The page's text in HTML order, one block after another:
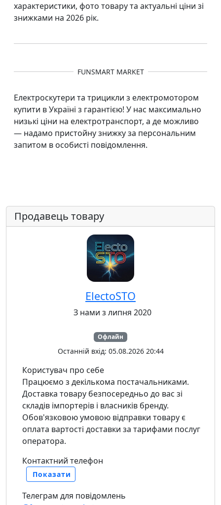
характеристики, фото товару та актуальні ціни зі
знижками на 2026 рік.
FUNSMART MARKET
Електроскутери та трицикли з електромотором
купити в Україні з гарантією! У нас максимально
низькі ціни на електротранспорт, а де можливо
— надамо пристойну знижку за персональним
запитом в особисті повідомлення.
Продавець товару
ElectoSTO
З нами з липня 2020
Офлайн
Останній вхід: 05.08.2026 20:44
Користувач про себе
Працюємо з декількома постачальниками.
Доставка товару безпосередньо до вас зі
складів імпортерів і власників бренду.
Обов'язковою умовою відправки товару є
оплата вартості доставки за тарифами послуг
оператора.
Контактний телефон
Показати
Телеграм для повідомлень